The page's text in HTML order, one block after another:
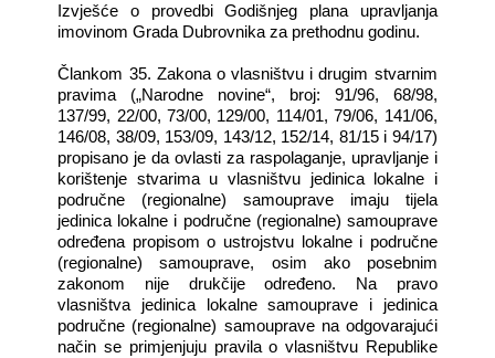
Izvješće o provedbi Godišnjeg plana upravljanja
imovinom Grada Dubrovnika za prethodnu godinu.
Člankom 35. Zakona o vlasništvu i drugim stvarnim
pravima („Narodne novine“, broj: 91/96, 68/98,
137/99, 22/00, 73/00, 129/00, 114/01, 79/06, 141/06,
146/08, 38/09, 153/09, 143/12, 152/14, 81/15 i 94/17)
propisano je da ovlasti za raspolaganje, upravljanje i
korištenje stvarima u vlasništvu jedinica lokalne i
područne (regionalne) samouprave imaju tijela
jedinica lokalne i područne (regionalne) samouprave
određena propisom o ustrojstvu lokalne i područne
(regionalne) samouprave, osim ako posebnim
zakonom nije drukčije određeno. Na pravo
vlasništva jedinica lokalne samouprave i jedinica
područne (regionalne) samouprave na odgovarajući
način se primjenjuju pravila o vlasništvu Republike